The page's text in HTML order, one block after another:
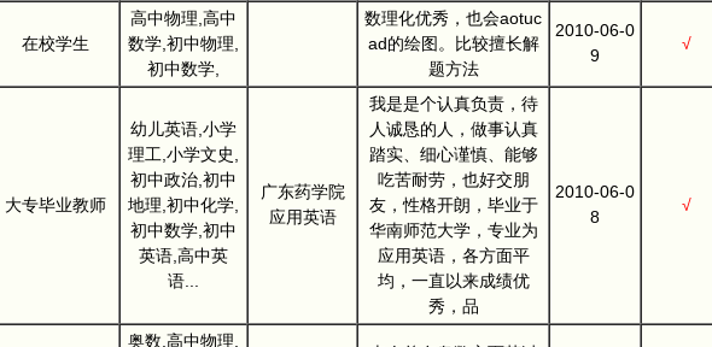
在校学生
高中物理,高中
数学,初中物理,
初中数学,
数理化优秀，也会aotuc
ad的绘图。比较擅长解
题方法
2010-06-0
9
√
大专毕业教师
幼儿英语,小学
理工,小学文史,
初中政治,初中
地理,初中化学,
初中数学,初中
英语,高中英
语...
广东药学院
应用英语
我是是个认真负责，待
人诚恳的人，做事认真
踏实、细心谨慎、能够
吃苦耐劳，也好交朋
友，性格开朗，毕业于
华南师范大学，专业为
应用英语，各方面平
均，一直以来成绩优
秀，品
2010-06-0
8
√
奥数,高中物理,